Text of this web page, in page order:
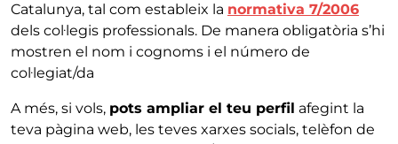
Catalunya, tal com estableix la normativa 7/2006
dels col·legis professionals. De manera obligatòria s’hi
mostren el nom i cognoms i el número de
col·legiat/da
A més, si vols, pots ampliar el teu perfil afegint la
teva pàgina web, les teves xarxes socials, telèfon de